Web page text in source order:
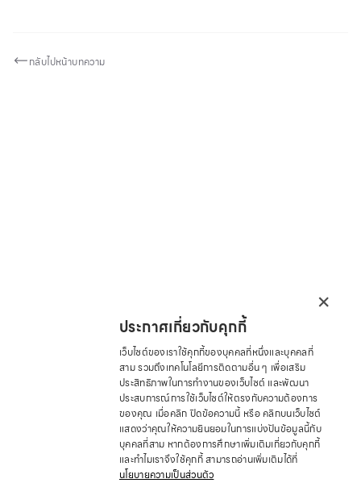
กลับไปหน้าบทความ
×
ประกาศเกี่ยวกับคุกกี้
เว็บไซต์ของเราใช้คุกกี้ของบุคคลที่หนึ่งและบุคคลที่
สาม รวมถึงเทคโนโลยีการติดตามอื่น ๆ เพื่อเสริม
ประสิทธิภาพในการทำงานของเว็บไซต์ และพัฒนา
ประสบการณ์การใช้เว็บไซต์ให้ตรงกับความต้องการ
ของคุณ เมื่อคลิก ปิดข้อความนี้ หรือ คลิกบนเว็บไซต์
แสดงว่าคุณให้ความยินยอมในการแบ่งปันข้อมูลนี้กับ
บุคคลที่สาม หากต้องการศึกษาเพิ่มเติมเกี่ยวกับคุกกี้
และทำไมเราจึงใช้คุกกี้ สามารถอ่านเพิ่มเติมได้ที่
นโยบายความเป็นส่วนตัว